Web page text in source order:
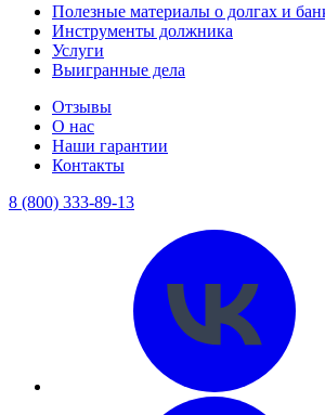
Полезные материалы о долгах и
Инструменты должника
Услуги
Выигранные дела
Отзывы
О нас
Наши гарантии
Контакты
8 (800) 333-89-13